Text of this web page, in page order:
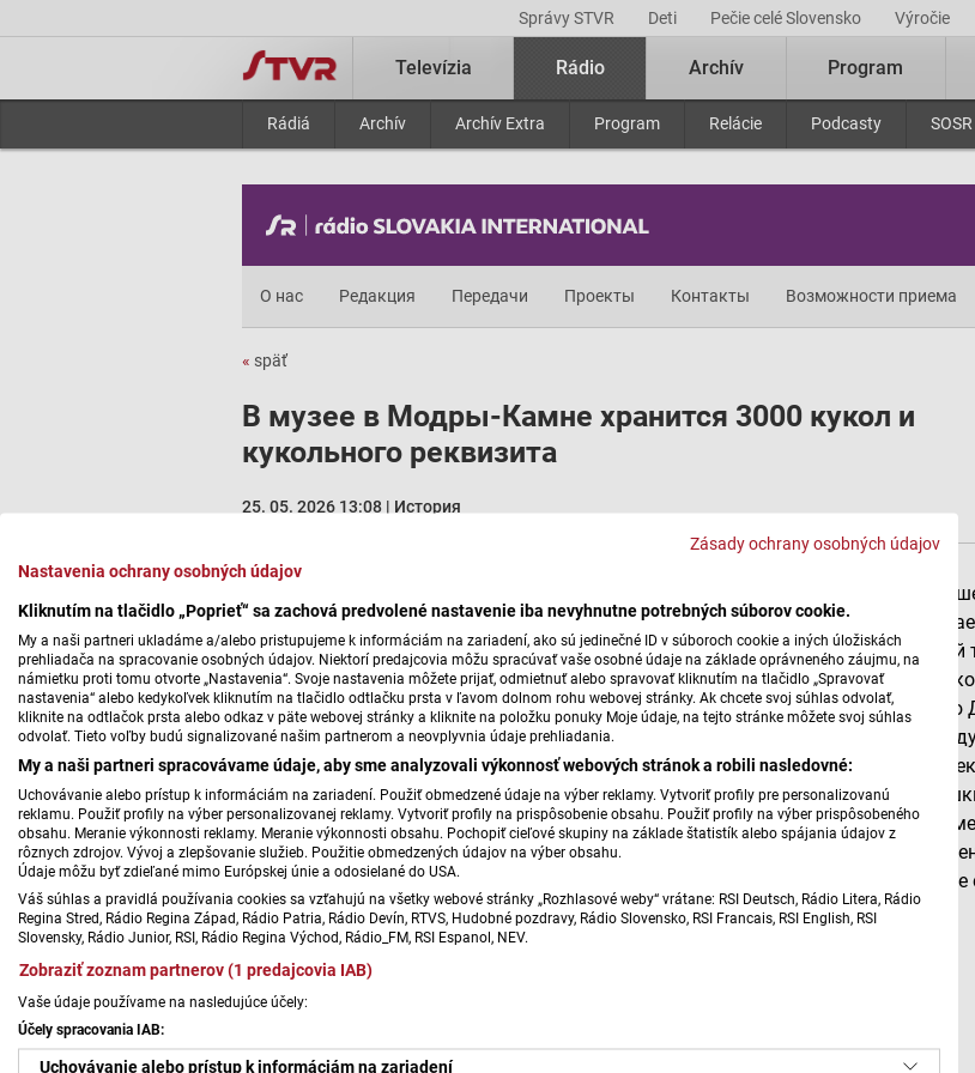
Zásady ochrany osobných údajov
Nastavenia ochrany osobných údajov
Kliknutím na tlačidlo „Poprieť“ sa zachová predvolené nastavenie iba nevyhnutne potrebných súborov cookie.
My a naši partneri ukladáme a/alebo pristupujeme k informáciám na zariadení, ako sú jedinečné ID v súboroch cookie a iných úložiskách
prehliadača na spracovanie osobných údajov. Niektorí predajcovia môžu spracúvať vaše osobné údaje na základe oprávneného záujmu, na
námietku proti tomu otvorte „Nastavenia“. Svoje nastavenia môžete prijať, odmietnuť alebo spravovať kliknutím na tlačidlo „Spravovať
nastavenia“ alebo kedykoľvek kliknutím na tlačidlo odtlačku prsta v ľavom dolnom rohu webovej stránky. Ak chcete svoj súhlas odvolať,
kliknite na odtlačok prsta alebo odkaz v päte webovej stránky a kliknite na položku ponuky Moje údaje, na tejto stránke môžete svoj súhlas
odvolať. Tieto voľby budú signalizované našim partnerom a neovplyvnia údaje prehliadania.
My a naši partneri spracovávame údaje, aby sme analyzovali výkonnosť webových stránok a robili nasledovné:
Uchovávanie alebo prístup k informáciám na zariadení. Použiť obmedzené údaje na výber reklamy. Vytvoriť profily pre personalizovanú
reklamu. Použiť profily na výber personalizovanej reklamy. Vytvoriť profily na prispôsobenie obsahu. Použiť profily na výber prispôsobeného
obsahu. Meranie výkonnosti reklamy. Meranie výkonnosti obsahu. Pochopiť cieľové skupiny na základe štatistík alebo spájania údajov z
rôznych zdrojov. Vývoj a zlepšovanie služieb. Použitie obmedzených údajov na výber obsahu.
Údaje môžu byť zdieľané mimo Európskej únie a odosielané do USA.
Váš súhlas a pravidlá používania cookies sa vzťahujú na všetky webové stránky „Rozhlasové weby“ vrátane: RSI Deutsch, Rádio Litera, Rádio
Regina Stred, Rádio Regina Západ, Rádio Patria, Rádio Devín, RTVS, Hudobné pozdravy, Rádio Slovensko, RSI Francais, RSI English, RSI
Slovensky, Rádio Junior, RSI, Rádio Regina Východ, Rádio_FM, RSI Espanol, NEV.
Zobraziť zoznam partnerov (1 predajcovia IAB)
Vaše údaje používame na nasledujúce účely:
Účely spracovania IAB:
Uchovávanie alebo prístup k informáciám na zariadení
Správy STVR Deti Pečie celé Slovensko Výročie
Televízia Rádio
Rádiá Archív Archív Extra Program Relácie Podcasty SOSR
Archív Program
О нас Редакция Передачи Проекты Контакты Возможности приема
« späť
В музее в Модры-Камне хранится 3000 кукол и
кукольного реквизита
25. 05. 2026 13:08 | История
В коллекции Музея кукольной культуры и
в Модры-Камень в настоящее время
3000 кукол и кукольного реквизита. Кукольный
игрушки в этом музее занимают уже более 15
словам менеджера по культуре и продвижению
Дюриковой, они стремятся запечатлеть для
поколений, прошлое, а также настоящее
кукольного театра. В их коллекциях есть
доисторических времен до наших дней.
проекторы или ходячая говорящая кукла
Чехословакии. Она отметила, что в музее также
из Словацкого национального театра.